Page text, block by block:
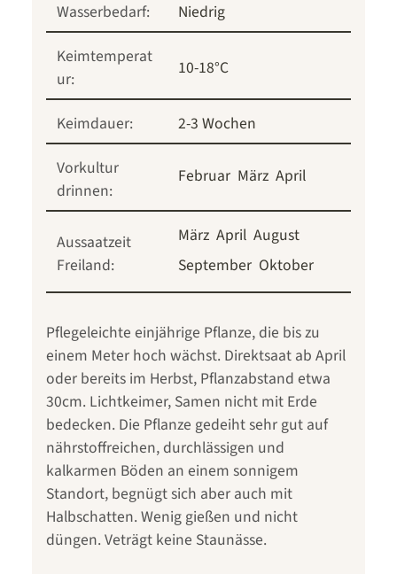
Wasserbedarf:
Niedrig
Keimtemperat
ur:
10-18°C
Keimdauer:
2-3 Wochen
Vorkultur
drinnen:
Februar März April
Aussaatzeit
Freiland:
März April August
September Oktober
Pflegeleichte einjährige Pflanze, die bis zu
einem Meter hoch wächst. Direktsaat ab April
oder bereits im Herbst, Pflanzabstand etwa
30cm. Lichtkeimer, Samen nicht mit Erde
bedecken. Die Pflanze gedeiht sehr gut auf
nährstoffreichen, durchlässigen und
kalkarmen Böden an einem sonnigem
Standort, begnügt sich aber auch mit
Halbschatten. Wenig gießen und nicht
düngen. Veträgt keine Staunässe.